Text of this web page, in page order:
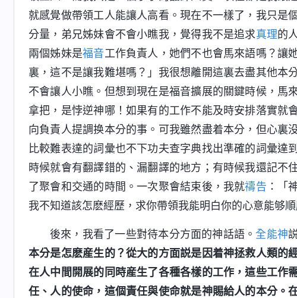
就感覺做帶領工人能讓人高看。現在不一樣了，我只是
分量，弟兄姊妹會不會小瞧我，覺得我不是追求真理的
兩個姊妹是福音工作負責人，她們不也會馬來語嗎？讓
裏，這不是讓我難堪嗎？」我很想離開這裏去盡其他本
不會讓人小瞧。但想到現在是福音擴展的關鍵時候，馬
拿把，是悖逆神哪！如果有的工作不能及時安排落實就
向負責人提調换本分的事。可我雖然盡着本分，但心裏
比較難表達的詞彙也不下功夫查字典找出準確的詞彙
時候就會有翻譯錯的、漏翻譯的地方；有時候我還記不
了聚會和交通的時間。一次聚會結束後，我就禱告 ：「
我不知道該怎麽經歷，求你帶領我能明白你的心意能够順
後來，我看了一些對待本分方面的神話語。全能神
本分是怎麽産生的？從大的方面説是因着神拯救人類的
在人中間開展的同時産生了各種各樣的工作，這些工作
任、人的使命，這個責任與使命就是神賜給人的本分。